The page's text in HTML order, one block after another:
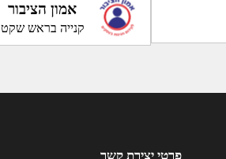
אמון הציבור
קנייה בראש שקט
פרטי יצירת קשר